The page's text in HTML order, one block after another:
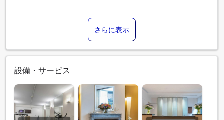
さらに表示
設備・サービス